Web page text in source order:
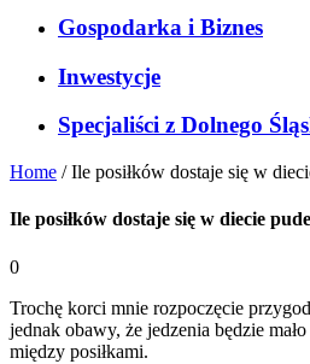
Gospodarka i Biznes
Inwestycje
Specjaliści z Dolnego
Home /Ile posiłków dostaje się w
Ile posiłków dostaje się w diecie
0
Trochę korci mnie rozpoczęcie
jednak obawy, że jedzenia będzie
między posiłkami.